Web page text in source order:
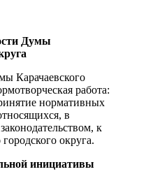
Думы
Карачаевского
работа:
нормативных
в
к
округа.
инициативы